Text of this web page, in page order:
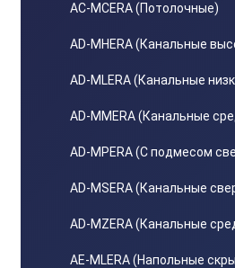
AС-MСERA (Потолочные)
AD-MHERA (Канальные
AD-MLERA (Канальные
AD-MMERA (Канальные
AD-MPERA (С подмесом
AD-MSERA (Канальные
AD-MZERA (Канальные
AE-MLERA (Напольные